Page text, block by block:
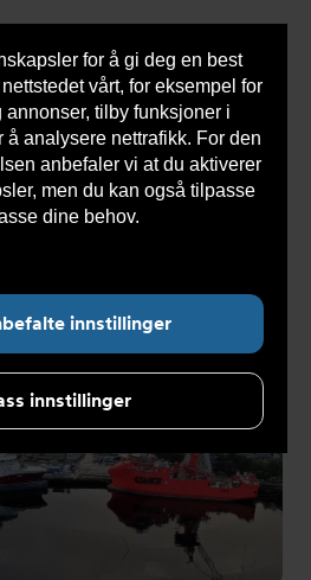
for å gi deg en best
vårt, for eksempel for
tilby funksjoner i
å analysere nettrafikk. For den
anbefaler vi at du aktiverer
men du kan også tilpasse
dine behov.
innstillinger
innstillinger
Kundecase >
Komplett
fra Havyard